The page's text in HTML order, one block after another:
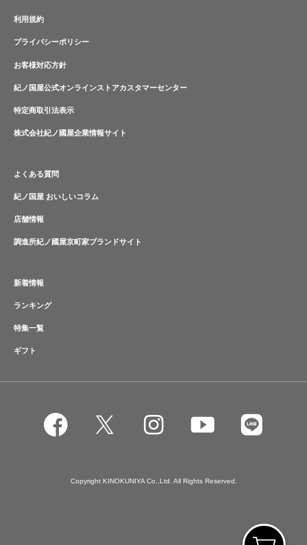
利用規約
プライバシーポリシー
お客様対応方針
紀ノ国屋公式オンラインストアカスタマーセンター
特定商取引法表示
株式会社紀ノ國屋企業情報サイト
よくある質問
紀ノ国屋 おいしいコラム
店舗情報
調進所紀ノ國屋京町家ブランドサイト
新着情報
ランキング
特集一覧
ギフト
Copyright KINOKUNIYA Co.,Ltd. All Rights Reserved.